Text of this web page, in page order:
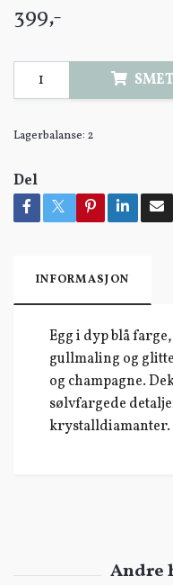
399,-
Lagerbalanse: 2
Del
INFORMASJON
Egg i dyp blå
gullmaling og
og champagne.
sølvfargede
krystalldiamanter.